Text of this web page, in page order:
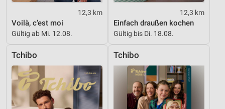
12,3 km
Voilà, c’est moi
Gültig ab Mi. 12.08.
12,3 km
Einfach draußen kochen
Gültig bis Di. 18.08.
Tchibo Tchibo